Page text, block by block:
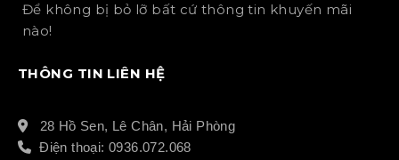
Để không bị bỏ lỡ bất cứ thông tin khuyến mãi
nào!
THÔNG TIN LIÊN HỆ
28 Hồ Sen, Lê Chân, Hải Phòng
Điện thoại: 0936.072.068